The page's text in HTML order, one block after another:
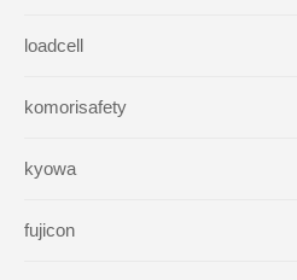
loadcell
komorisafety
kyowa
fujicon